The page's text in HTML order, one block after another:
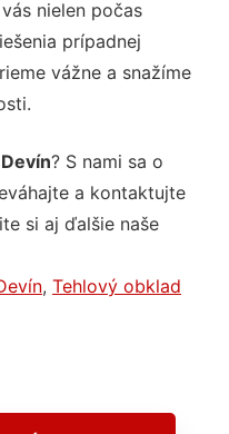
nielen počas
prípadnej
vážne a snažíme
? S nami sa o
a kontaktujte
si aj ďalšie naše
, Tehlový obklad